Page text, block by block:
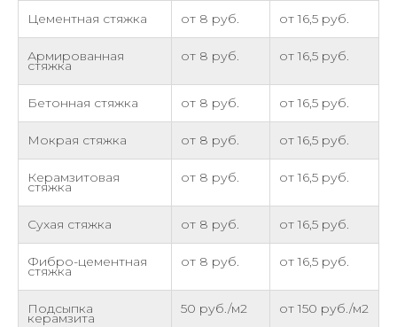
Цементная стяжка от 8 руб. от 16,5 руб.
Армированная
стяжка
от 8 руб. от 16,5 руб.
Бетонная стяжка от 8 руб. от 16,5 руб.
Мокрая стяжка от 8 руб. от 16,5 руб.
Керамзитовая
стяжка
от 8 руб. от 16,5 руб.
Сухая стяжка от 8 руб. от 16,5 руб.
Фибро-цементная
стяжка
от 8 руб. от 16,5 руб.
Подсыпка
керамзита
50 руб./м2 от 150 руб./м2